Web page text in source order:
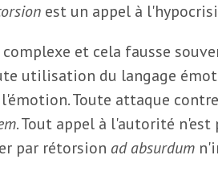
est un appel à
et cela fausse
utilisation du langage
Toute attaque
. Tout appel à l'autorité n'est
par rétorsion ad absurdum